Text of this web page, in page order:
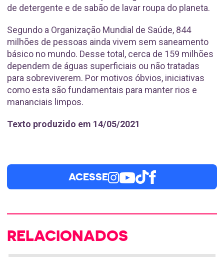
de detergente e de sabão de lavar roupa do planeta.
Segundo a Organização Mundial de Saúde, 844
milhões de pessoas ainda vivem sem saneamento
básico no mundo. Desse total, cerca de 159 milhões
dependem de águas superficiais ou não tratadas
para sobreviverem. Por motivos óbvios, iniciativas
como esta são fundamentais para manter rios e
mananciais limpos.
Texto produzido em 14/05/2021
ACESSE
RELACIONADOS